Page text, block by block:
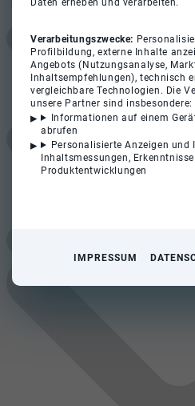
Daten erheben und verarbeiten.
Verarbeitungszwecke:
Profilbildung, externe Inhalte
Angebots (Nutzungsanalyse,
Inhaltsempfehlungen), technisch
vergleichbare Technologien. Die
unsere Partner sind insbesondere:
Informationen auf einem
abrufen
Personalisierte Anzeigen und
Inhaltsmessungen,
Produktentwicklungen
IMPRESSUM